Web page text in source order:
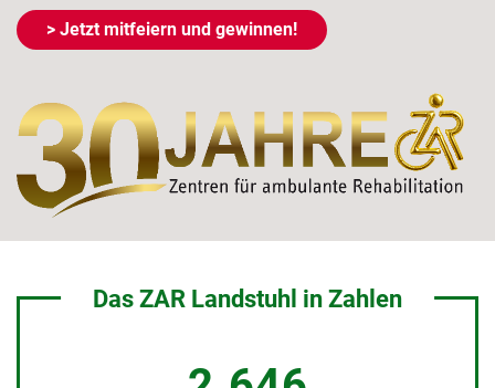
> Jetzt mitfeiern und gewinnen!
Das ZAR Landstuhl in Zahlen